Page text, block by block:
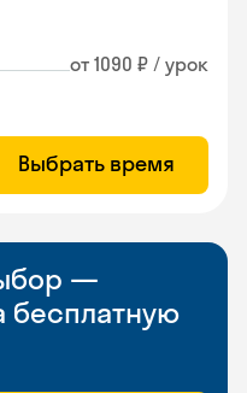
от 1090 ₽ / урок
Выбрать время
—
бесплатную